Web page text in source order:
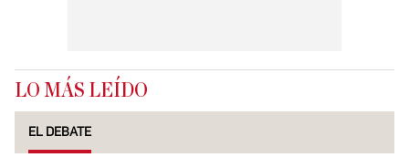
LO MÁS LEÍDO
EL DEBATE